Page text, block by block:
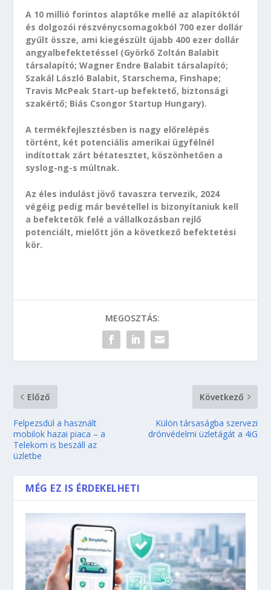
A 10 millió forintos alaptőke mellé az alapítóktól
és dolgozói részvénycsomagokból 700 ezer dollár
gyűlt össze, ami kiegészült újabb 400 ezer dollár
angyalbefektetéssel (Györkő Zoltán Balabit
társalapító; Wagner Endre Balabit társalapító;
Szakál László Balabit, Starschema, Finshape;
Travis McPeak Start-up befektető, biztonsági
szakértő; Biás Csongor Startup Hungary).
A termékfejlesztésben is nagy előrelépés
történt, két potenciális amerikai ügyfélnél
indítottak zárt bétatesztet, köszönhetően a
syslog-ng-s múltnak.
Az éles indulást jövő tavaszra tervezik, 2024
végéig pedig már bevétellel is bizonyítaniuk kell
a befektetők felé a vállalkozásban rejlő
potenciált, mielőtt jön a következő befektetési
kör.
MEGOSZTÁS:
Előző
Felpezsdül a használt
mobilok hazai piaca – a
Telekom is beszáll az
üzletbe
Következő
Külön társaságba szervezi
drónvédelmi üzletágát a 4iG
MÉG EZ IS ÉRDEKELHETI